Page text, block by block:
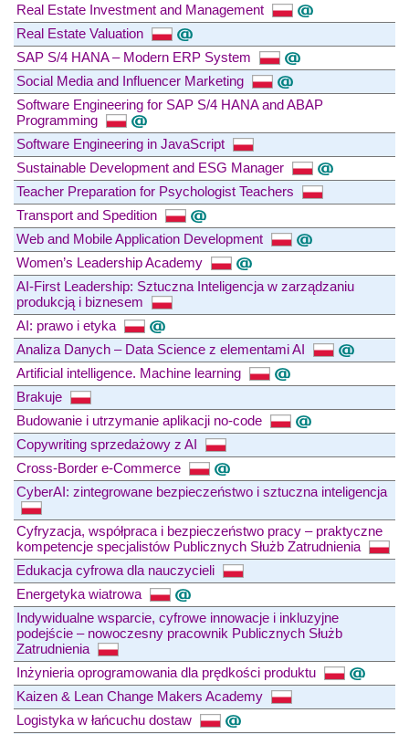
Real Estate Investment and Management
Real Estate Valuation
SAP S/4 HANA – Modern ERP System
Social Media and Influencer Marketing
Software Engineering for SAP S/4 HANA and ABAP
Programming
Software Engineering in JavaScript
Sustainable Development and ESG Manager
Teacher Preparation for Psychologist Teachers
Transport and Spedition
Web and Mobile Application Development
Women’s Leadership Academy
AI-First Leadership: Sztuczna Inteligencja w zarządzaniu
produkcją i biznesem
AI: prawo i etyka
Analiza Danych – Data Science z elementami AI
Artificial intelligence. Machine learning
Brakuje
Budowanie i utrzymanie aplikacji no-code
Copywriting sprzedażowy z AI
Cross-Border e-Commerce
CyberAI: zintegrowane bezpieczeństwo i sztuczna inteligencja
Cyfryzacja, współpraca i bezpieczeństwo pracy – praktyczne
kompetencje specjalistów Publicznych Służb Zatrudnienia
Edukacja cyfrowa dla nauczycieli
Energetyka wiatrowa
Indywidualne wsparcie, cyfrowe innowacje i inkluzyjne
podejście – nowoczesny pracownik Publicznych Służb
Zatrudnienia
Inżynieria oprogramowania dla prędkości produktu
Kaizen & Lean Change Makers Academy
Logistyka w łańcuchu dostaw